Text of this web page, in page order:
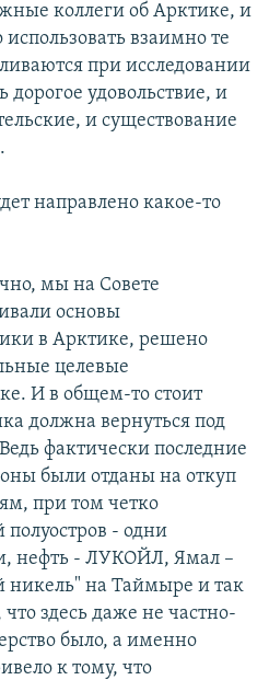
коллеги об Арктике, и
взаимно те
при исследовании
дорогое удовольствие, и
и существование
направлено какое-то
мы на Совете
основы
в Арктике, решено
целевые
И в общем-то стоит
должна вернуться под
фактически последние
были отданы на откуп
при том четко
- одни
нефть - ЛУКОЙЛ, Ямал –
никель" на Таймыре и так
здесь даже не частно-
было, а именно
к тому, что